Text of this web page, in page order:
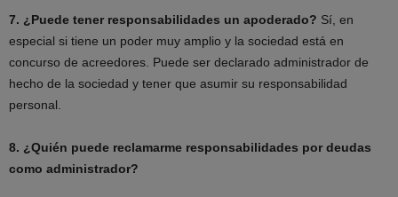
7. ¿Puede tener responsabilidades un apoderado? Sí, en
especial si tiene un poder muy amplio y la sociedad está en
concurso de acreedores. Puede ser declarado administrador de
hecho de la sociedad y tener que asumir su responsabilidad
personal.
8. ¿Quién puede reclamarme responsabilidades por deudas
como administrador?